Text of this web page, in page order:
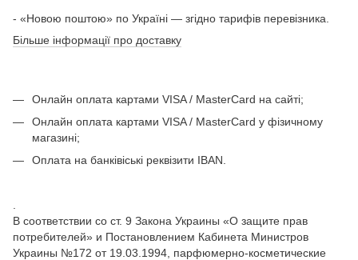
- «Новою поштою» по Україні — згідно тарифів перевізника.
Більше інформації про доставку
Онлайн оплата картами VISA / MasterCard на сайті;
Онлайн оплата картами VISA / MasterCard у фізичному
магазині;
Оплата на банківіські реквізити IBAN.
В соответствии со ст. 9 Закона Украины «О защите прав
потребителей» и Постановлением Кабинета Министров
Украины №172 от 19.03.1994, парфюмерно-косметические